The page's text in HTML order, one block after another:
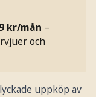
kr/mån –
och
uppköp av